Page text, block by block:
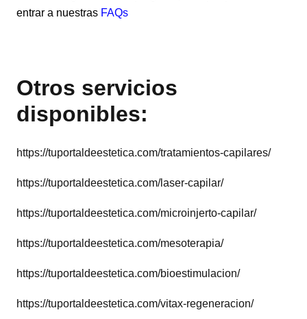
entrar a nuestras FAQs
Otros servicios
disponibles:
https://tuportaldeestetica.com/tratamientos-capilares/
https://tuportaldeestetica.com/laser-capilar/
https://tuportaldeestetica.com/microinjerto-capilar/
https://tuportaldeestetica.com/mesoterapia/
https://tuportaldeestetica.com/bioestimulacion/
https://tuportaldeestetica.com/vitax-regeneracion/